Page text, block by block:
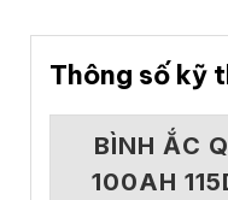
Thông số kỹ
BÌNH ẮC
100AH